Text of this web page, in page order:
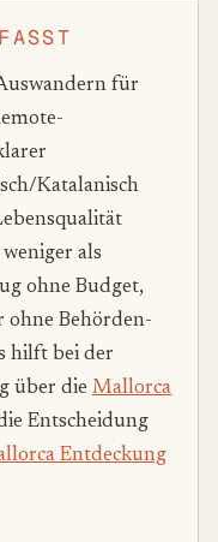
für
Katalanisch
als
ohne Budget,
ohne Behörden-
hilft bei der
über die Mallorca
Entscheidung
Entdeckung